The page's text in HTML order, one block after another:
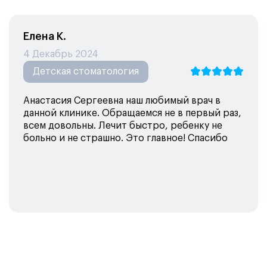
Елена К.
4 Декабрь 2024
Детская стоматология
Анастасия Сергеевна наш любимый врач в
данной клинике. Обращаемся не в первый раз,
всем довольны. Лечит быстро, ребенку не
больно и не страшно. Это главное! Спасибо